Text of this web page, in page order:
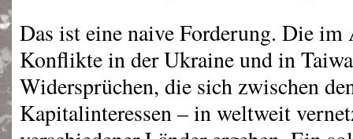
Das ist eine naive Forderung. Die
Konflikte in der Ukraine und in
Widersprüchen, die sich zwischen
Kapitalinteressen – in weltweit